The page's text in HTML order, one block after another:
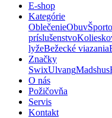
E-shop
Kategórie
OblečenieObuv
príslušenstvo
lyžeBežecké viazania
Značky
SwixUlvangMadshus
O nás
Požičovňa
Servis
Kontakt